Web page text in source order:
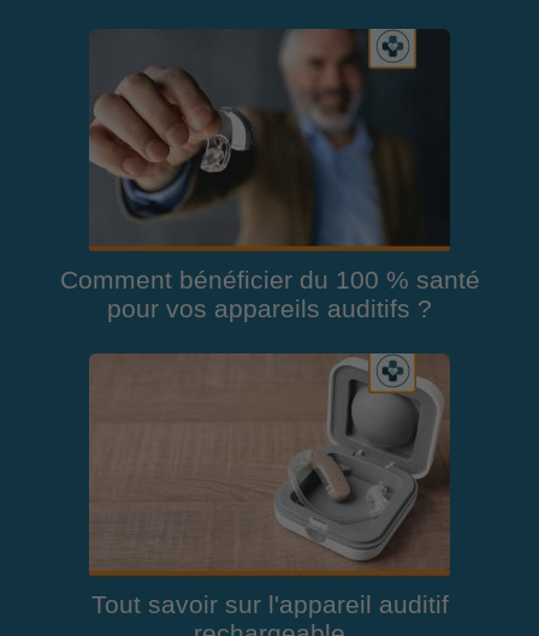
Comment bénéficier du 100 % santé
pour vos appareils auditifs ?
Tout savoir sur l'appareil auditif